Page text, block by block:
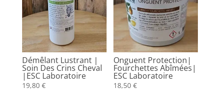
Démêlant Lustrant |
Soin Des Crins Cheval
|ESC Laboratoire
19,80 €
Onguent Protection|
Fourchettes Abîmées|
ESC Laboratoire
18,50€